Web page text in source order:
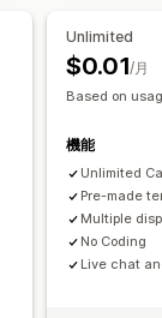
Unlimited
$0.01/月
Based on
機能
Unlimited
Pre-made
Multiple
No Coding
Live chat